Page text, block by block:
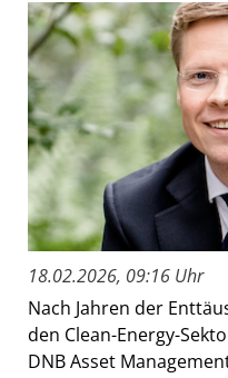
18.02.2026, 09:16 Uhr
Nach Jahren der
den Clean-Energy-
DNB Asset